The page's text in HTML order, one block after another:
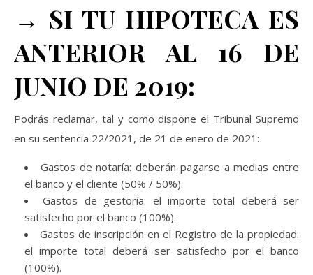
→ SI TU HIPOTECA ES
ANTERIOR AL 16 DE
JUNIO DE 2019:
Podrás reclamar, tal y como dispone el Tribunal Supremo
en su sentencia 22/2021, de 21 de enero de 2021:
Gastos de notaría: deberán pagarse a medias entre
el banco y el cliente (50% / 50%).
Gastos de gestoría: el importe total deberá ser
satisfecho por el banco (100%).
Gastos de inscripción en el Registro de la propiedad:
el importe total deberá ser satisfecho por el banco
(100%).